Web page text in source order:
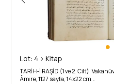
Lot: 4 > Kitap
TARİH-İ RAŞİD (1 ve 2. Cilt),
Âmire, 1127 sayfa, 14x22 cm...